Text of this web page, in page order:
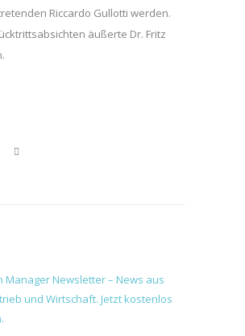
Riccardo Gullotti werden.
äußerte Dr. Fritz